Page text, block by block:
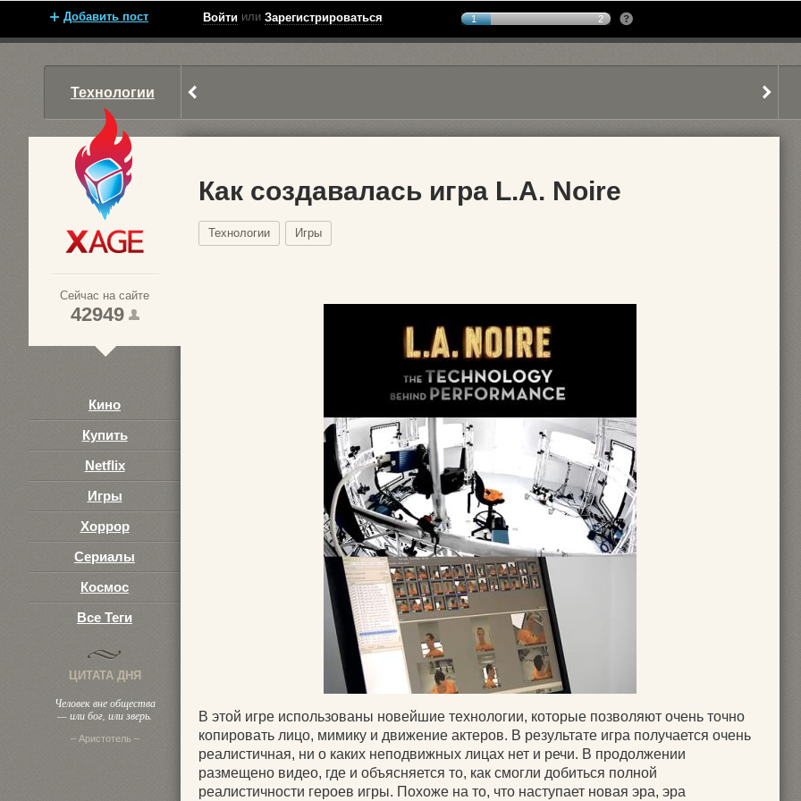
Добавить пост Войти или Зарегистрироваться 1 2
Технологии
Сейчас на сайте
42949
Кино
Купить
Netflix
Игры
Хоррор
Сериалы
Космос
Все Теги
ЦИТАТА ДНЯ
Человек вне общества
— или бог, или зверь.
– Аристотель –
Как создавалась игра L.A. Noire
Технологии Игры
В этой игре использованы новейшие технологии, которые позволяют очень точно
копировать лицо, мимику и движение актеров. В результате игра получается очень
реалистичная, ни о каких неподвижных лицах нет и речи. В продолжении
размещено видео, где и объясняется то, как смогли добиться полной
реалистичности героев игры. Похоже на то, что наступает новая эра, эра